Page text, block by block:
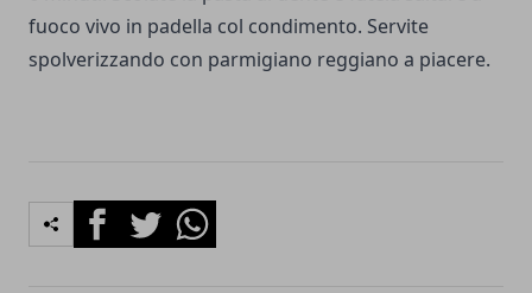
fuoco vivo in padella col condimento. Servite
spolverizzando con parmigiano reggiano a piacere.
FacebookTwitterWhatsapp